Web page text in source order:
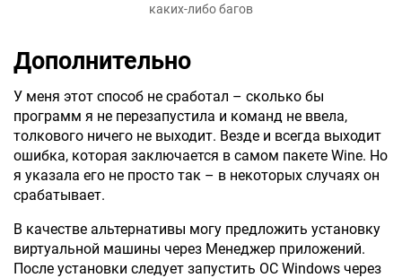
каких-либо багов
Дополнительно
У меня этот способ не сработал – сколько бы
программ я не перезапустила и команд не ввела,
толкового ничего не выходит. Везде и всегда выходит
ошибка, которая заключается в самом пакете Wine. Но
я указала его не просто так – в некоторых случаях он
срабатывает.
В качестве альтернативы могу предложить установку
виртуальной машины через Менеджер приложений.
После установки следует запустить ОС Windows через